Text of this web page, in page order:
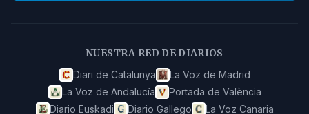
NUESTRA RED DE DIARIOS
Diari de Catalunya
La Voz de Madrid
La Voz de Andalucía
Portada de València
Diario Euskadi
Diario Gallego La Voz Canaria